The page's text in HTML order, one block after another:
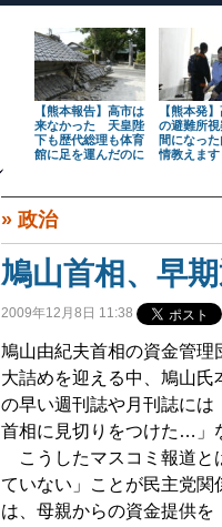
【熊本報告】高市は
来なかった 天皇陛
下も歴代総理も体育
館に足を運んだのに
【熊本発
の避難所
間になっ
情教えます
» 政治
鳩山首相、早
2009年12月8日 11:38
鳩山由紀夫首相の資金管
大詰めを迎える中、鳩山
の早い週刊誌や月刊誌には
首相に見切りをつけた…」
こうしたマスコミ報道と
ていない」ことが民主党関
は、母親からの資金提供